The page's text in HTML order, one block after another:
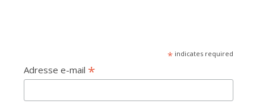
* indicates required
Adresse e-mail *